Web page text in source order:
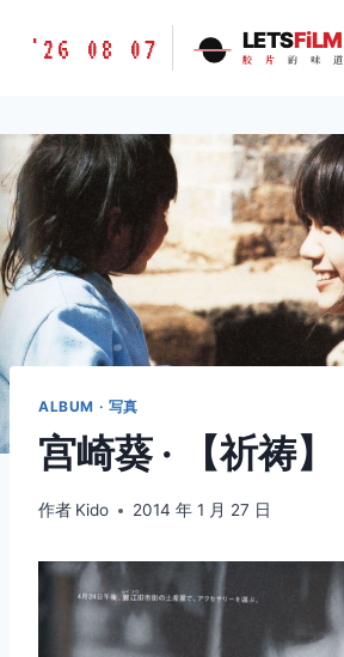
胶
味
道
LETSFILM
'26 08 07 LETSFiLM
胶 片 的 味 道
ALBUM · 写真
宫崎葵 · 【祈祷】
作者 Kido 2014 年 1 月 27 日